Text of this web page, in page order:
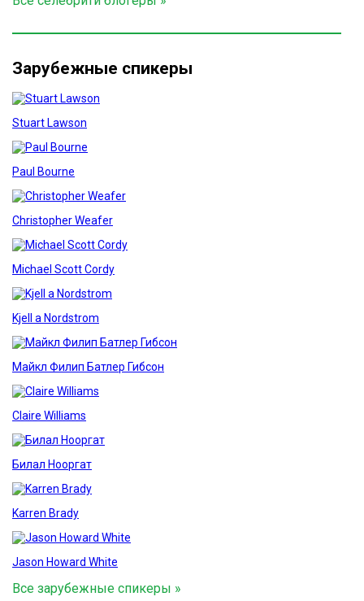
Зарубежные спикеры
Stuart Lawson
Paul Bourne
Christopher Weafer
Michael Scott Cordy
Kjell a Nordstrom
Майкл Филип Батлер Гибсон
Claire Williams
Билал Нооргат
Karren Brady
Jason Howard White
Все зарубежные спикеры »